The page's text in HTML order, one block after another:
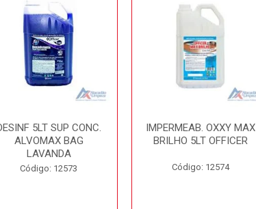
5LT SUP CONC.
ALVOMAX BAG
LAVANDA
Código: 12573
IMPERMEAB. OXXY MAX
BRILHO 5LT OFFICER
Código: 12574